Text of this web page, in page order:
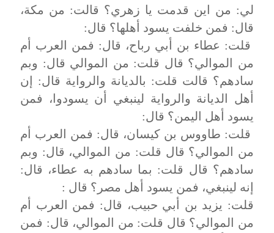
لي: من اين قدمت يا زهري؟ قالت: من مكة،
قال: فمن خلفت يسود أهلها؟ قال:
قلت: عطاء بن أبي رباح، قال: فمن العرب أم
من الموالي؟ قال قلت: من الموالي قال: وبم
سادهم؟ قالت قلت: بالديانة والرواية قال: إن
أهل الديانة والرواية لينبغي أن يسودوا، فمن
يسود أهل اليمن؟ قال:
قلت: طاووس بن كيسان، قال: فمن العرب أم
من الموالي؟ قال قلت: من الموالي، قال: وبم
سادهم؟ قال قلت: بما سادهم به عطاء، قال:
إنه لينبغي، فمن يسود أهل مصر؟ قال :
قلت: يزيد بن أبي حبيب، قال: فمن العرب أم
من الموالي؟ قال قلت: من الموالي، قال: فمن